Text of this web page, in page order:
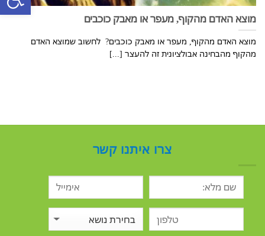
מוצא האדם מהקוף, מעפר או מאבק כוכבים
מוצא האדם מהקוף, מעפר או מאבק כוכבים? לחשוב שמוצא האדם
מהקוף מהבחינה אבולציונית זה להעצר [...]
צרו איתנו קשר